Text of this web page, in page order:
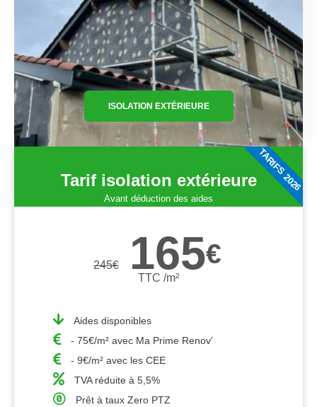
ISOLATION EXTÉRIEURE
Tarif isolation extérieure
Avant déduction des aides
245€ 165€
TTC /m²
Aides disponibles
- 75€/m² avec Ma Prime Renov'
- 9€/m² avec les CEE
TVA réduite à 5,5%
Prêt à taux Zero PTZ
TARIFS 2026